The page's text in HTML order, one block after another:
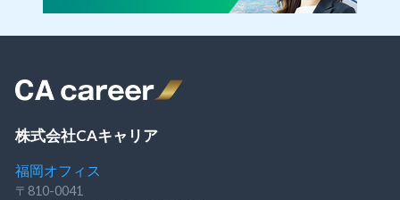
株式会社CAキャリア
福岡オフィス
〒810-0041